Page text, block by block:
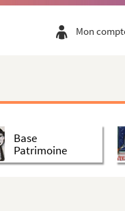
Mon
Base
Patrimoine